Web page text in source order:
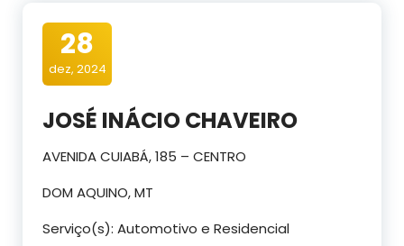
28
dez, 2024
JOSÉ INÁCIO CHAVEIRO
AVENIDA CUIABÁ, 185 – CENTRO
DOM AQUINO, MT
Serviço(s): Automotivo e Residencial